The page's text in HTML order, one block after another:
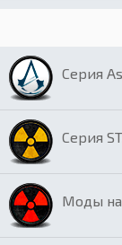
Серия
Серия
Моды на